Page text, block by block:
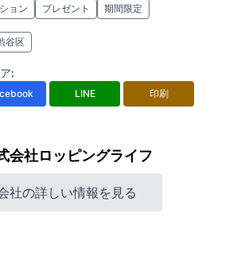
ョン プレゼント 期間限定
谷区
:
LINE 印刷
会社ロッピングライフ
社の詳しい情報を見る